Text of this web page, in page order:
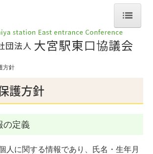
方針
護方針
の定義
人に関する情報であり、氏名・生年月